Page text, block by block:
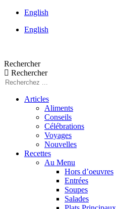
English
English
Rechercher
Rechercher
Articles
Aliments
Conseils
Célébrations
Voyages
Nouvelles
Recettes
Au Menu
Hors d’oeuvres
Entrées
Soupes
Salades